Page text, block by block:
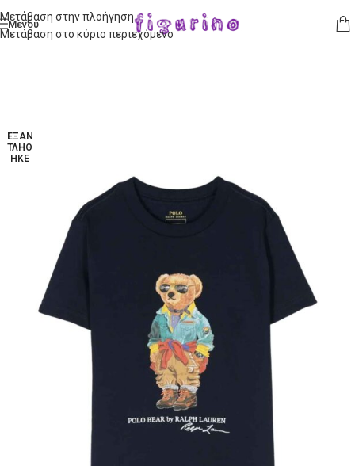
Μετάβαση στην πλοήγηση
Μετάβαση στο κύριο περιεχόμενο
Μενού
ΕΞΑΝ
ΤΛΉΘ
ΗΚΕ